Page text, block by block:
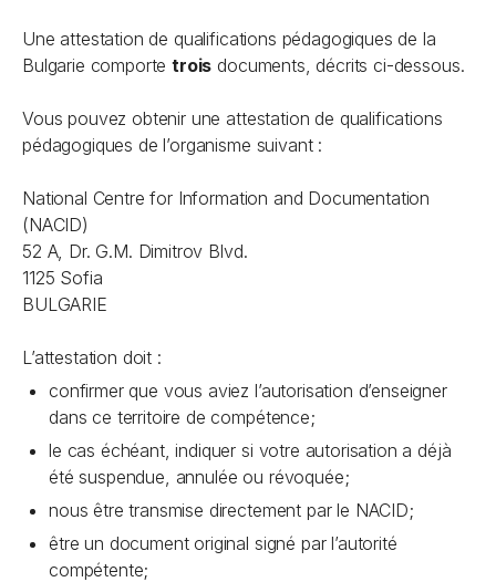
Une attestation de qualifications pédagogiques de la
Bulgarie comportetrois documents, décrits ci-dessous.
Vous pouvez obtenir une attestation de qualifications
pédagogiques de l’organisme suivant :
National Centre for Information and Documentation
(NACID)
52 A, Dr. G.M. Dimitrov Blvd.
1125 Sofia
BULGARIE
L’attestation doit :
confirmer que vous aviez l’autorisation d’enseigner
dans ce territoire de compétence;
le cas échéant, indiquer si votre autorisation a déjà
été suspendue, annulée ou révoquée;
nous être transmise directement par le NACID;
être un document original signé par l’autorité
compétente;